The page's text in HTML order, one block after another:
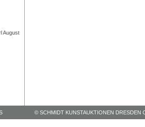
August
© SCHMIDT KUNSTAUKTIONEN DRESDEN